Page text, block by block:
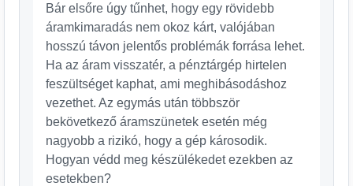
Bár elsőre úgy tűnhet, hogy egy rövidebb
áramkimaradás nem okoz kárt, valójában
hosszú távon jelentős problémák forrása lehet.
Ha az áram visszatér, a pénztárgép hirtelen
feszültséget kaphat, ami meghibásodáshoz
vezethet. Az egymás után többször
bekövetkező áramszünetek esetén még
nagyobb a rizikó, hogy a gép károsodik.
Hogyan védd meg készülékedet ezekben az
esetekben?